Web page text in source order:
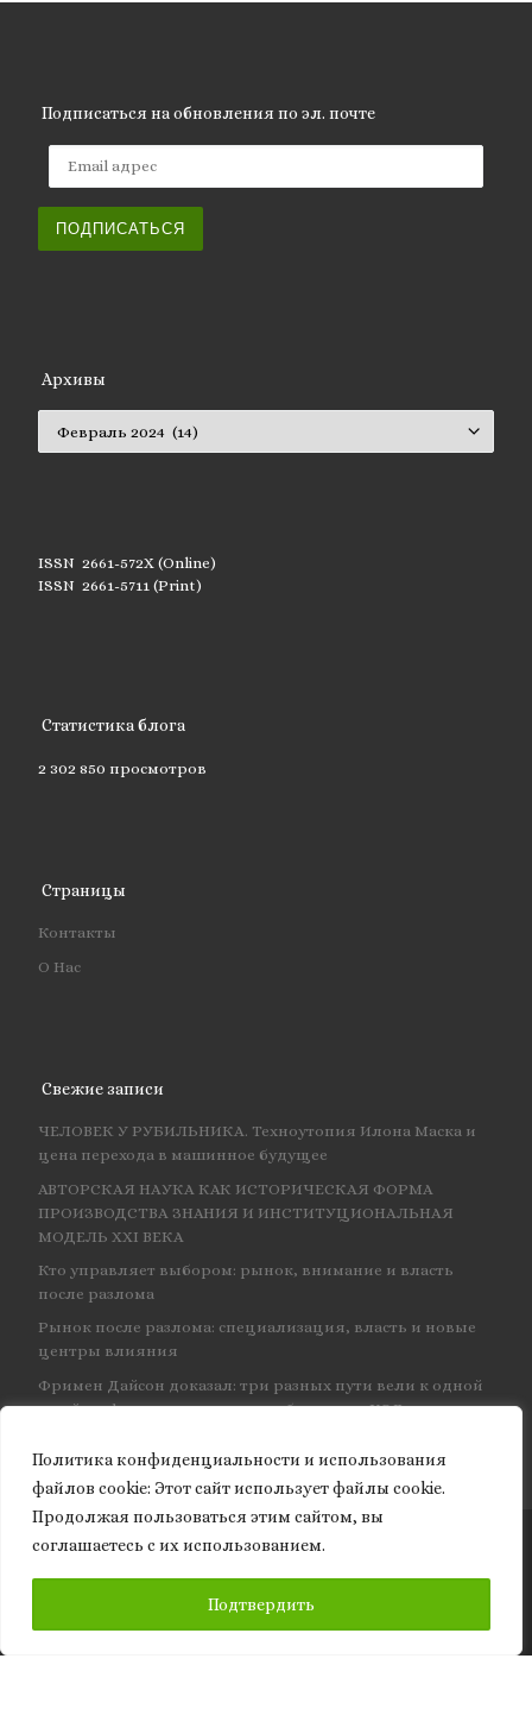
Политика конфиденциальности и использования
файлов сookie: Этот сайт использует файлы cookie.
Продолжая пользоваться этим сайтом, вы
соглашаетесь с их использованием.
Подтвердить
Подписаться на обновления по эл. почте
ПОДПИСАТЬСЯ
Архивы
ISSN 2661-572X (Online)
ISSN 2661-5711 (Print)
Статистика блога
2 302 850 просмотров
Страницы
Контакты
О Нас
Свежие записи
ЧЕЛОВЕК У РУБИЛЬНИКА. Техноутопия Илона Маска и
цена перехода в машинное будущее
АВТОРСКАЯ НАУКА КАК ИСТОРИЧЕСКАЯ ФОРМА
ПРОИЗВОДСТВА ЗНАНИЯ И ИНСТИТУЦИОНАЛЬНАЯ
МОДЕЛЬ XXI ВЕКА
Кто управляет выбором: рынок, внимание и власть
после разлома
Рынок после разлома: специализация, власть и новые
центры влияния
Фримен Дайсон доказал: три разных пути вели к одной
и той же физике — и навсегда объединил КЭД
© 2026Granite of science– Все права защищены